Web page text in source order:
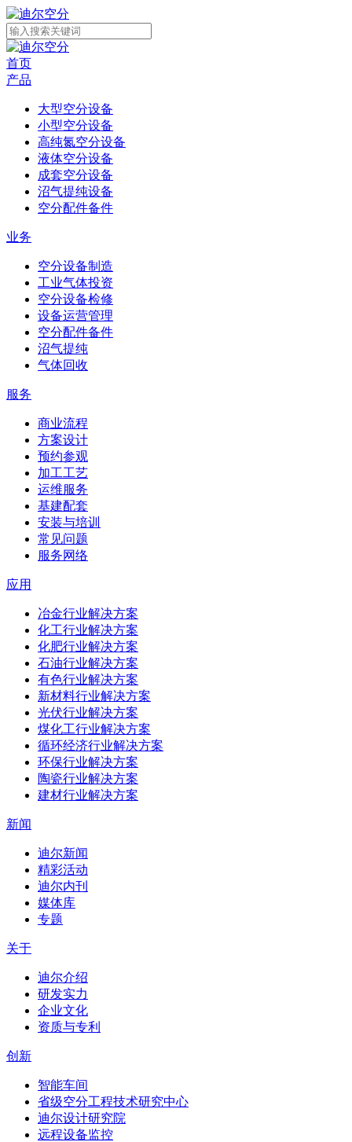
首页
产品
大型空分设备
小型空分设备
高纯氮空分设备
液体空分设备
成套空分设备
沼气提纯设备
空分配件备件
业务
空分设备制造
工业气体投资
空分设备检修
设备运营管理
空分配件备件
沼气提纯
气体回收
服务
商业流程
方案设计
预约参观
加工工艺
运维服务
基建配套
安装与培训
常见问题
服务网络
应用
冶金行业解决方案
化工行业解决方案
化肥行业解决方案
石油行业解决方案
有色行业解决方案
新材料行业解决方案
光伏行业解决方案
煤化工行业解决方案
循环经济行业解决方案
环保行业解决方案
陶瓷行业解决方案
建材行业解决方案
新闻
迪尔新闻
精彩活动
迪尔内刊
媒体库
专题
关于
迪尔介绍
研发实力
企业文化
资质与专利
创新
智能车间
省级空分工程技术研究中心
迪尔设计研究院
远程设备监控